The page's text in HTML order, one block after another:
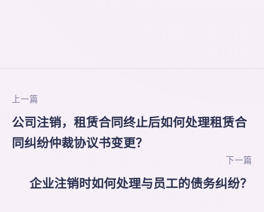
上一篇
公司注销，租赁合同终止后如何处理租赁合
同纠纷仲裁协议书变更？
下一篇
企业注销时如何处理与员工的债务纠纷？